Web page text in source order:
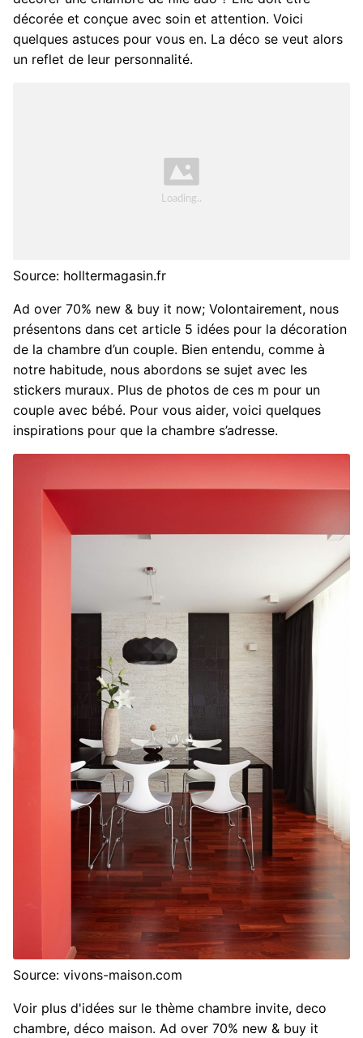
décorée et conçue avec soin et attention. Voici
quelques astuces pour vous en. La déco se veut alors
un reflet de leur personnalité.
Source: holltermagasin.fr
Ad over 70% new & buy it now; Volontairement, nous
présentons dans cet article 5 idées pour la décoration
de la chambre d’un couple. Bien entendu, comme à
notre habitude, nous abordons se sujet avec les
stickers muraux. Plus de photos de ces m pour un
couple avec bébé. Pour vous aider, voici quelques
inspirations pour que la chambre s’adresse.
Source: vivons-maison.com
Voir plus d'idées sur le thème chambre invite, deco
chambre, déco maison. Ad over 70% new & buy it